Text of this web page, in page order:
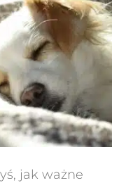
jak ważne